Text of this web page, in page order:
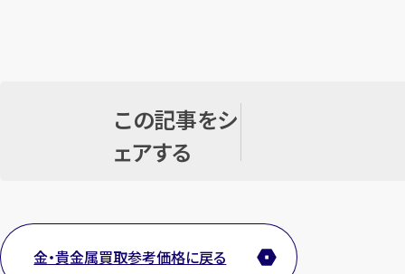
この記事をシ
ェアする
金・貴金属買取参考価格に戻る